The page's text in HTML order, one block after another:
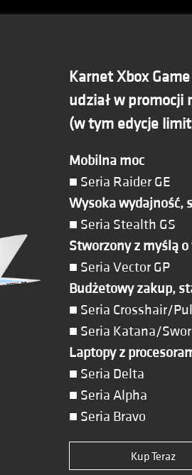
Karnet Xbox
udział w promocji
(w tym edycje
Mobilna moc
■ Seria Raider GE
Wysoka wydajność,
■ Seria Stealth GS
Stworzony z myślą
■ Seria Vector GP
Budżetowy zakup,
■ Seria Crosshair/
■ Seria Katana/
Laptopy z
■ Seria Delta
■ Seria Alpha
■ Seria Bravo
Kup Teraz